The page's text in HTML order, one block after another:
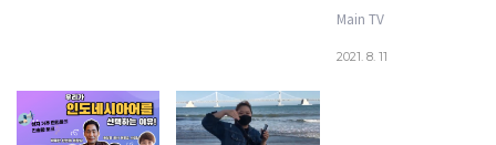
Main TV
2021. 8. 11